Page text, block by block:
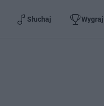
Słuchaj Wygraj